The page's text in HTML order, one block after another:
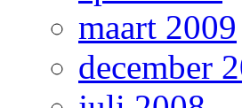
maart 2009
december